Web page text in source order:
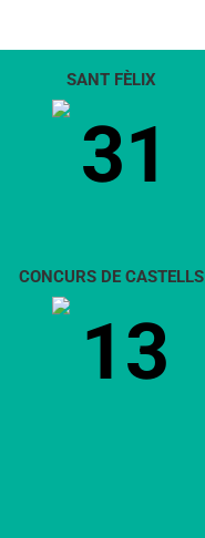
SANT FÈLIX
31
CONCURS DE CASTELLS
13